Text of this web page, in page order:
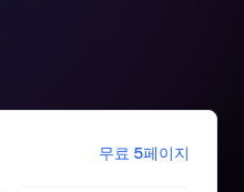
무료 5페이지